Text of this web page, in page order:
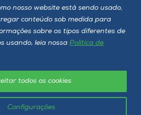
nosso website está sendo usado,
conteúdo sob medida para
sobre os tipos diferentes de
usando, leia nossa Política de
Configurações
todos os cookies
reservados
LGPD